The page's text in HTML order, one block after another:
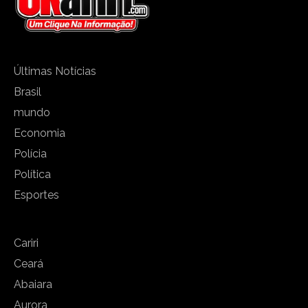
Últimas Notícias
Brasil
mundo
Economia
Polícia
Política
Esportes
Cariri
Ceará
Abaiara
Aurora